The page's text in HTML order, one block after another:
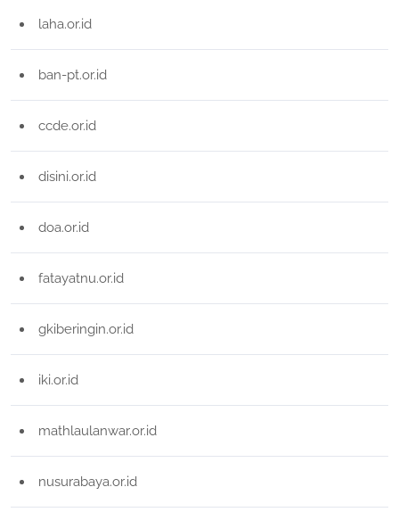
laha.or.id
ban-pt.or.id
ccde.or.id
disini.or.id
doa.or.id
fatayatnu.or.id
gkiberingin.or.id
iki.or.id
mathlaulanwar.or.id
nusurabaya.or.id